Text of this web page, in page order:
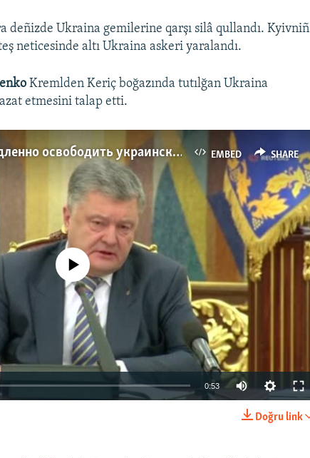
deñizde Ukraina gemilerine qarşı silâ qullandı. Kyivniñ
neticesinde altı Ukraina askeri yaralandı.
Kremlden Keriç boğazında tutılğan Ukraina
etmesini talap etti.
EMBED SHARE
Порошенко требует немедленно освободить украинских военных и корабли (видео)
SHARE
media source currently available
0:53
Doğru link